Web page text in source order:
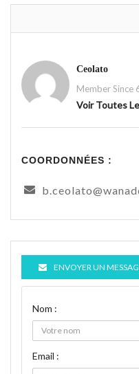
Ceolato
Member Since
Voir Toutes
COORDONNÉES :
ENVOYER UN
Nom :
Email :